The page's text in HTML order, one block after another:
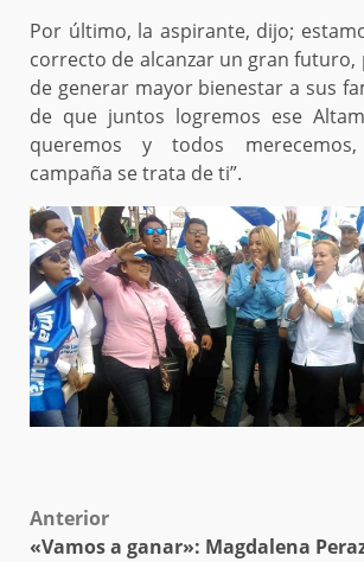
Por último, la aspirante, dijo;
correcto de alcanzar un gran
de generar mayor bienestar a sus
de que juntos logremos ese
queremos y todos
campaña se trata de ti”.
Post
Anterior
«Vamos a ganar»: Magdalena